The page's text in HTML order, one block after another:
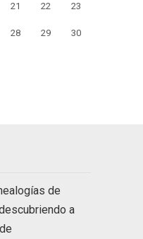
21 22 23
28 29 30
de
a